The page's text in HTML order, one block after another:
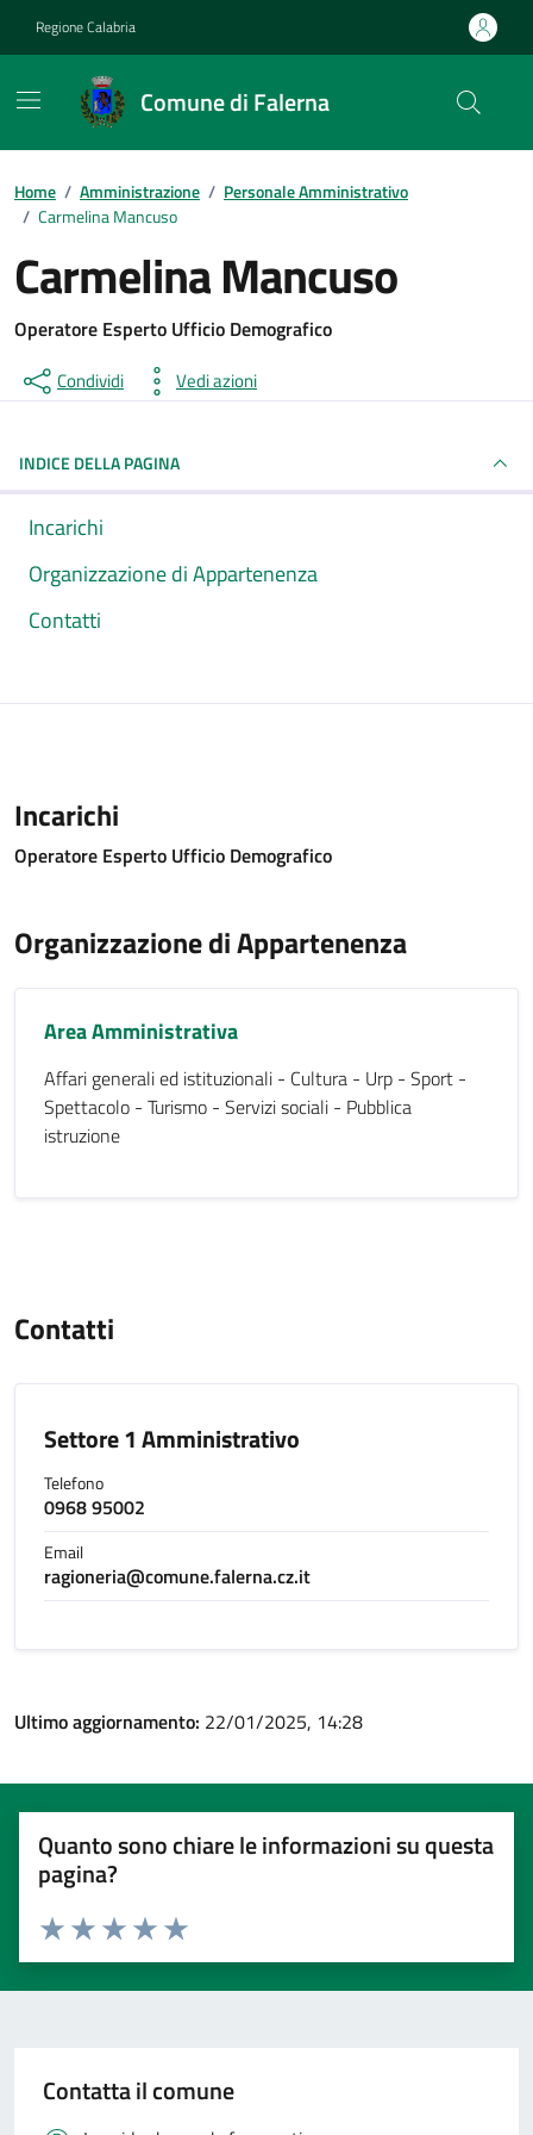
Regione Calabria
Comune di Falerna
Home / Amministrazione / Personale Amministrativo
/ Carmelina Mancuso
Carmelina Mancuso
Operatore Esperto Ufficio Demografico
Condividi Vedi azioni
INDICE DELLA PAGINA
Incarichi
Organizzazione di Appartenenza
Contatti
Incarichi
Operatore Esperto Ufficio Demografico
Organizzazione di Appartenenza
Area Amministrativa
Affari generali ed istituzionali - Cultura - Urp - Sport -
Spettacolo - Turismo - Servizi sociali - Pubblica
istruzione
Contatti
Settore 1 Amministrativo
Telefono
0968 95002
Email
ragioneria@comune.falerna.cz.it
Ultimo aggiornamento: 22/01/2025, 14:28
Quanto sono chiare le informazioni su questa
pagina?
Valuta 5 stelle su 5
Valuta 4 stelle su 5
Valuta 3 stelle su 5
Valuta 2 stelle su 5
Valuta 1 stelle su 5
Contatta il comune